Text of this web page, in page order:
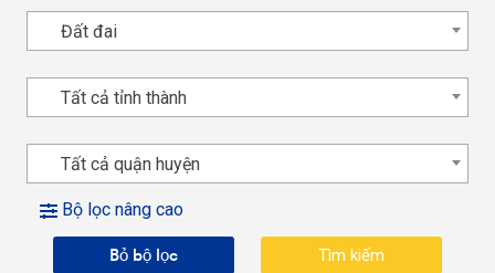
Đất đai
Tất cả tỉnh thành
Tất cả quận huyện
Bộ lọc nâng cao
Bỏ bộ lọc